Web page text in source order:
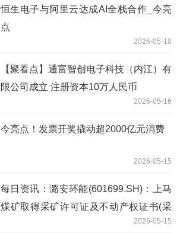
恒生电子与阿里云达成AI全栈合作_今亮
点
2026-05-18
【聚看点】通富智创电子科技（内江）有
限公司成立 注册资本10万人民币
2026-05-16
今亮点！发票开奖撬动超2000亿元消费
2026-05-15
每日资讯：潞安环能(601699.SH)：上马
煤矿取得采矿许可证及不动产权证书(采
2026-05-15